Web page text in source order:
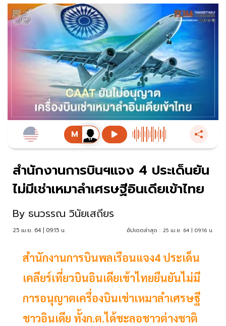
สำนักงานการบินฯแจง 4 ประเด็นยัน
ไม่มีเช่าเหมาลำเศรษฐีอินเดียเข้าไทย
By ธนวรรณ วินัยเสถียร
25 เม.ย. 64 | 09:15 น. อัปเดตล่าสุด : 25 เม.ย. 64 | 09:16 น.
สำนักงานการบินพลเรือนแจง4 ประเด็น
เคลียร์เที่ยวบินอินเดียเข้าไทยยืนยันไม่มี
การอนุญาตเครื่องบินเช่าเหมาลำเศรษฐี
ชาวอินเดีย ทั้งก.ต.ได้ชะลอชาวต่างชาติ